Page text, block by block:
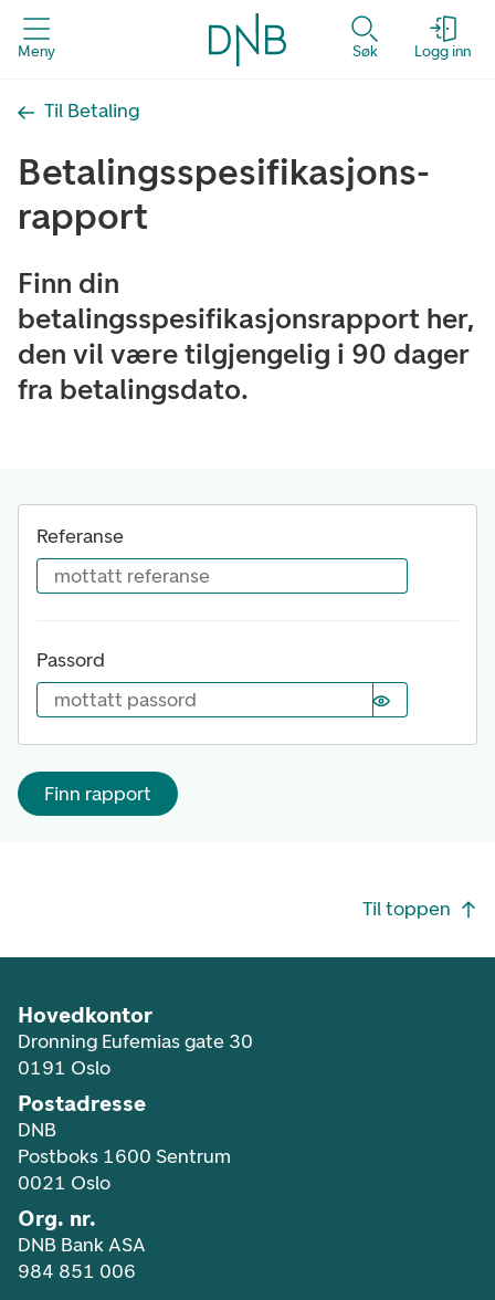
Meny Søk Logg inn
Til Betaling
Betalingsspesifikasjons-
rapport
Finn din
betalingsspesifikasjonsrapport her,
den vil være tilgjengelig i 90 dager
fra betalingsdato.
Referanse
mottatt referanse
Passord
mottatt passord
Finn rapport
Til toppen
Hovedkontor
Dronning Eufemias gate 30
0191 Oslo
Postadresse
DNB
Postboks 1600 Sentrum
0021 Oslo
Org. nr.
DNB Bank ASA
984 851 006